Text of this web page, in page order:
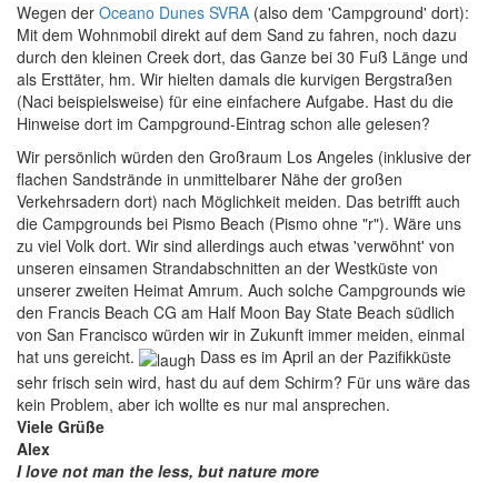
Wegen der Oceano Dunes SVRA (also dem 'Campground' dort):
Mit dem Wohnmobil direkt auf dem Sand zu fahren, noch dazu
durch den kleinen Creek dort, das Ganze bei 30 Fuß Länge und
als Ersttäter, hm. Wir hielten damals die kurvigen Bergstraßen
(Naci beispielsweise) für eine einfachere Aufgabe. Hast du die
Hinweise dort im Campground-Eintrag schon alle gelesen?
Wir persönlich würden den Großraum Los Angeles (inklusive der
flachen Sandstrände in unmittelbarer Nähe der großen
Verkehrsadern dort) nach Möglichkeit meiden. Das betrifft auch
die Campgrounds bei Pismo Beach (Pismo ohne "r"). Wäre uns
zu viel Volk dort. Wir sind allerdings auch etwas 'verwöhnt' von
unseren einsamen Strandabschnitten an der Westküste von
unserer zweiten Heimat Amrum. Auch solche Campgrounds wie
den Francis Beach CG am Half Moon Bay State Beach südlich
von San Francisco würden wir in Zukunft immer meiden, einmal
hat uns gereicht.
Dass es im April an der Pazifikküste
sehr frisch sein wird, hast du auf dem Schirm? Für uns wäre das
kein Problem, aber ich wollte es nur mal ansprechen.
Viele Grüße
Alex
I love not man the less, but nature more